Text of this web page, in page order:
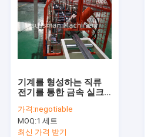
기계를 형성하는 직류
전기를 통한 금속 실크
가격:negotiable
MOQ:1 세트
최신 가격 받기